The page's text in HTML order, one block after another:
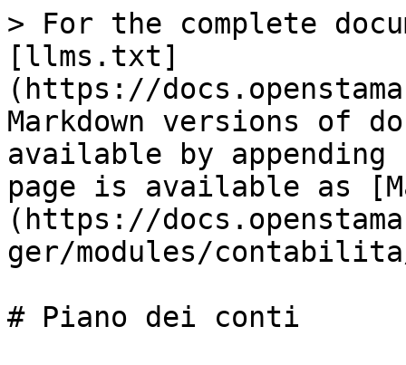
> For the complete
[llms.txt]
(https://
Markdown versions of
available by
page is available as
(https://
ger/modules/
# Piano dei conti